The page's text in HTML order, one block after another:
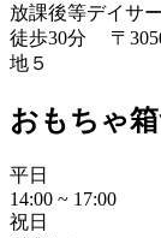
放課後等デイサ
徒歩30分 〒
地５
おもちゃ
平日
14:00 ~ 17:00
祝日